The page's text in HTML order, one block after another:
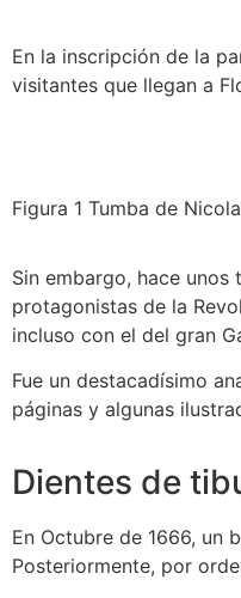
En la inscripción de la
visitantes que llegan a
Figura 1 Tumba de
Sin embargo, hace
protagonistas de la
incluso con el del gran
Fue un destacadísimo
páginas y algunas
Dientes de
En Octubre de 1666, un
Posteriormente, por